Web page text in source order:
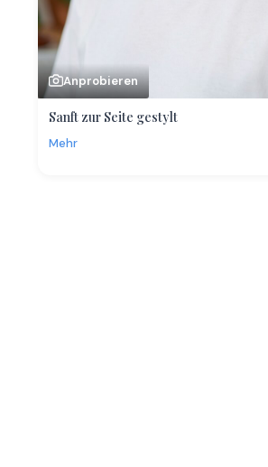
Anprobieren
Sanft zur Seite gestylt
Mehr